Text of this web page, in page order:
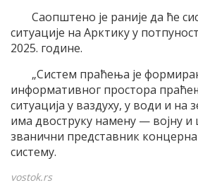
Саопштено је раније да ће
ситуације на Арктику у
2025. године.
„Систем праћења је
информативног простора
ситуација у ваздуху, у води и на
има двоструку намену — војну и
званични представник
систему.
vostok.rs